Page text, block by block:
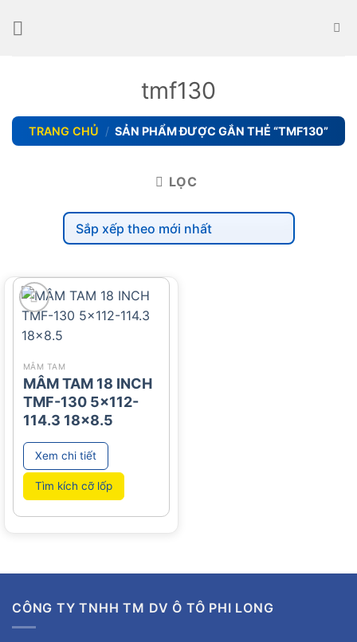
tmf130
TRANG CHỦ / SẢN PHẨM ĐƯỢC GẮN THẺ “TMF130”
LỌC
add
MÂM TAM
MÂM TAM 18 INCH
TMF-130 5×112-
114.3 18×8.5
Xem chi tiết
Tìm kích cỡ lốp
CÔNG TY TNHH TM DV Ô TÔ PHI LONG